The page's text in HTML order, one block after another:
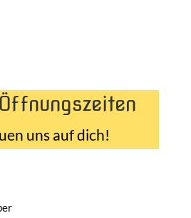
uns auf dich!